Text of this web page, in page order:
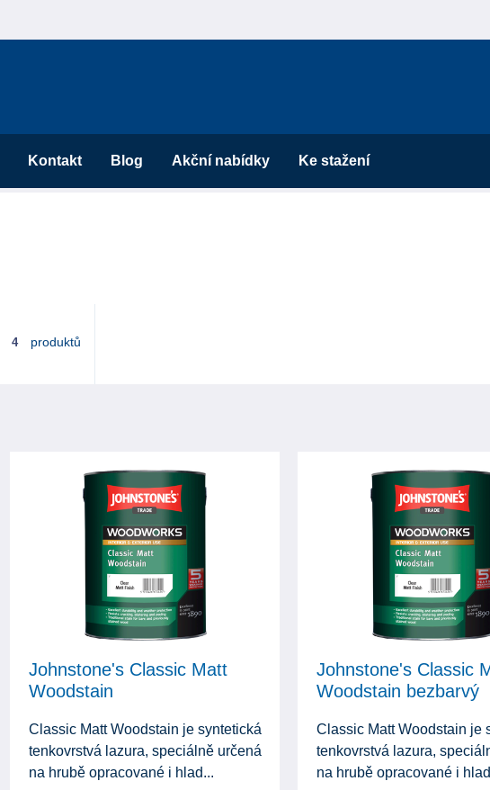
Kontakt Blog Akční nabídky Ke stažení
4 produktů
Johnstone's Classic Matt
Woodstain
Classic Matt Woodstain je syntetická
tenkovrstvá lazura, speciálně určená
na hrubě opracované i hlad...
Johnstone's Classic
Woodstain bezbarvý
Classic Matt Woodstain je
tenkovrstvá lazura,
na hrubě opracované i